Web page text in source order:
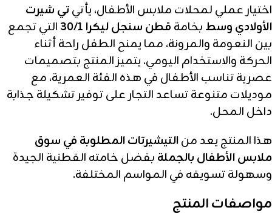
اختيار عملي لمحلات ملابس الأطفال، يأتيتي شيرت
الأولادي وسط بخامة قطن سنجل ليكرا 30/1
التي تجمع
بين النعومة والمرونة، مما يمنح الطفل راحة أثناء
الحركة والاستخدام اليومي. يتميز المنتج بتصميمات
عصرية تناسب الأطفال في هذه الفئة العمرية، مع
موديلات متنوعة تساعد التجار على توفير تشكيلة جذابة
داخل المحل.
هذا المنتج يعد منالتيشيرتات المطلوبة في سوق
ملابس الأطفال بالجملة بفضل خامته القطنية الجيدة
وسهولة تسويقه في المواسم المختلفة.
مواصفات المنتج